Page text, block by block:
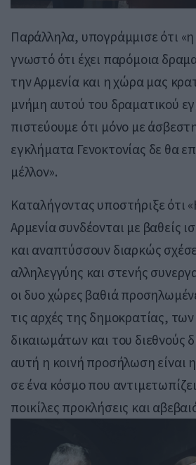
Παράλληλα, υπογράμμισε ότι «η
γνωστό ότι έχει παρόμοια
την Αρμενία και η χώρα μας
μνήμη αυτού του δραματικού
πιστεύουμε ότι μόνο με
εγκλήματα Γενοκτονίας δε θα
μέλλον».
Καταλήγοντας υποστήριξε ότι
Αρμενία συνδέονται με βαθείς
και αναπτύσσουν διαρκώς
αλληλεγγύης και στενής
οι δυο χώρες βαθιά
τις αρχές της δημοκρατίας,
δικαιωμάτων και του διεθνούς
αυτή η κοινή προσήλωση είναι
σε ένα κόσμο που
ποικίλες προκλήσεις και